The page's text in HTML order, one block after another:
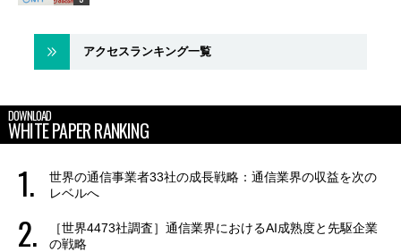
アクセスランキング一覧
DOWNLOAD
WHITE PAPER RANKING
世界の通信事業者33社の成長戦略：通信業界の収益を次の
レベルへ
［世界4473社調査］通信業界におけるAI成熟度と先駆企業
の戦略